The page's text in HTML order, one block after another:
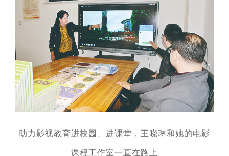
助力影视教育进校园、进课堂，王晓琳和她的电影
课程工作室一直在路上